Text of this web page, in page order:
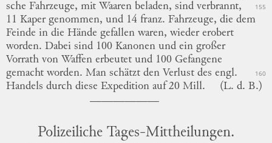
sche Fahrzeuge, mit Waaren beladen, sind verbrannt, 155
11 Kaper genommen, und 14 franz. Fahrzeuge, die dem
Feinde in die Hände gefallen waren, wieder erobert
worden. Dabei sind 100 Kanonen und ein großer
Vorrath von Waffen erbeutet und 100 Gefangene
gemacht worden. Man schätzt den Verlust des engl. 160
Handels durch diese Expedition auf 20 Mill. (L. d. B.)
Polizeiliche Tages-Mittheilungen.